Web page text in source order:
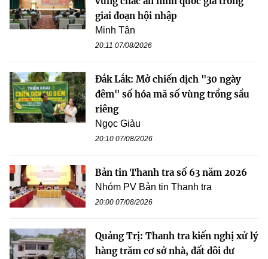
giai đoạn hội nhập
Minh Tân
20:11 07/08/2026
Đắk Lắk: Mở chiến dịch "30 ngày
đêm" số hóa mã số vùng trồng sầu
riêng
Ngọc Giàu
20:10 07/08/2026
Bản tin Thanh tra số 63 năm 2026
Nhóm PV Bản tin Thanh tra
20:00 07/08/2026
Quảng Trị: Thanh tra kiến nghị xử lý
hàng trăm cơ sở nhà, đất dôi dư